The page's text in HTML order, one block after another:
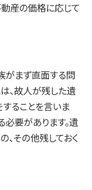
産の価格に応じて
がまず直面する問
、故人が残した遺
ることを言いま
必要があります。遺
、その他残しておく